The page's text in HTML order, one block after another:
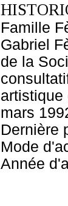
Famille
Gabriel
de la
artistique
mars
Dernière
Mode
Année